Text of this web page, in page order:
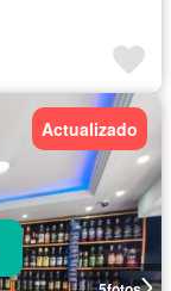
Actualizado